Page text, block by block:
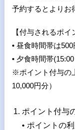
予約するとよりお
【付与されるポイ
• 昼食時間帯は500
• 夕食時間帯
※ポイント付与の
10,000円分）
ポイント付与
• ポイントの